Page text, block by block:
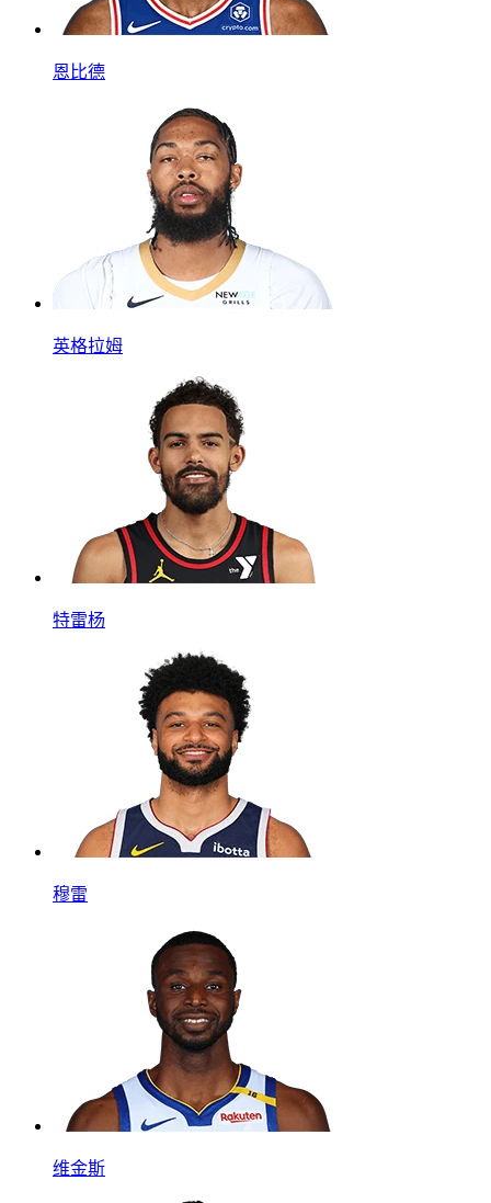
恩比德
英格拉姆
特雷杨
穆雷
维金斯